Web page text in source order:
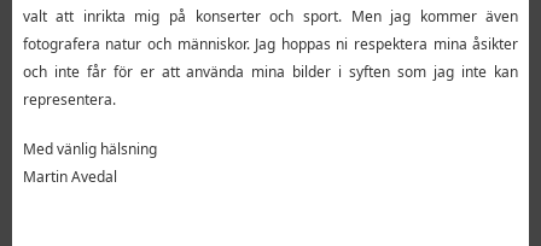
valt att inrikta mig på konserter och sport. Men jag kommer även
fotografera natur och människor. Jag hoppas ni respektera mina åsikter
och inte får för er att använda mina bilder i syften som jag inte kan
representera.
Med vänlig hälsning
Martin Avedal